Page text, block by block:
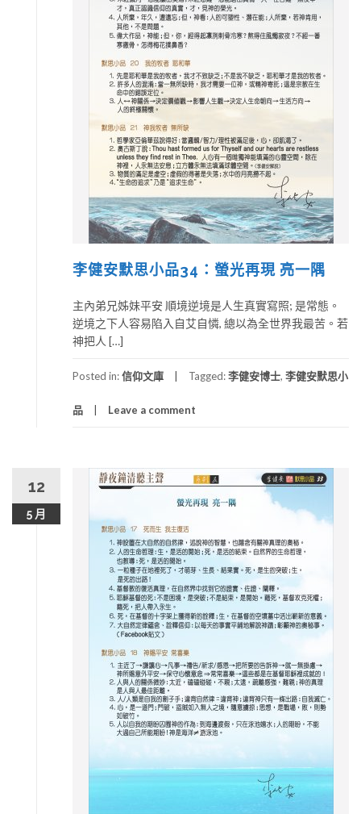
李健安默思小品34：螢光再現 亮一隅
主內弟兄姊妹平安 順境逆境是人生真實寫照; 是常態。
逆境之下人容易陷入自艾自憐, 總以為全世界我最苦。若
神把人 […]
Posted in:信仰文庫 Tagged:李健安博士, 李健安默思小
品 Leave a comment
12
5 月